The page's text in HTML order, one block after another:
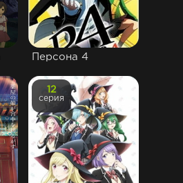
Персона 4
12
серия